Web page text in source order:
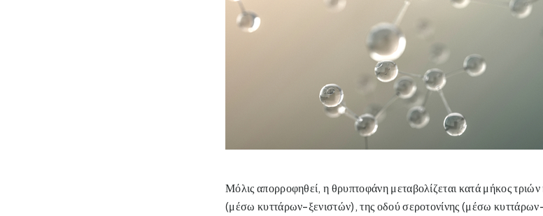
Μόλις απορροφηθεί, η θρυπτοφάνη μεταβολίζεται κατά μήκος
(μέσω κυττάρων-ξενιστών), της οδού σεροτονίνης(μέσω κυττάρων-